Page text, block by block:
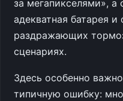
за мегапикселями», а
адекватная батарея и
раздражающих
сценариях.
Здесь особенно
типичную ошибку: